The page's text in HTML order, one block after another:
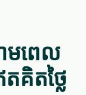
មពេល
គិតថ្លៃ